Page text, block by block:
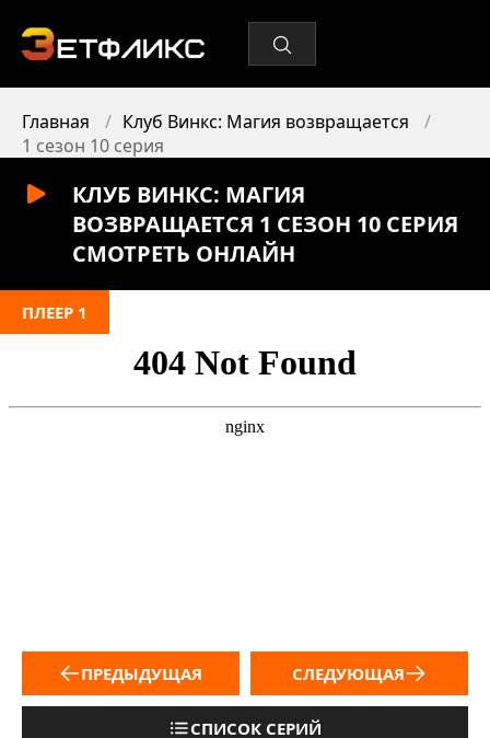
Главная
Клуб Винкс: Магия возвращается
1 сезон 10 серия
КЛУБ ВИНКС: МАГИЯ
ВОЗВРАЩАЕТСЯ 1 СЕЗОН 10 СЕРИЯ
СМОТРЕТЬ ОНЛАЙН
ПЛЕЕР 1
ПРЕДЫДУЩАЯ
СПИСОК СЕРИЙ
СЛЕДУЮЩАЯ